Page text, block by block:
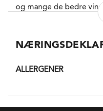
og mange de bedre
sig adskillige år i
stort set kun fokuserer
DISTRIKT
ALLERGENER